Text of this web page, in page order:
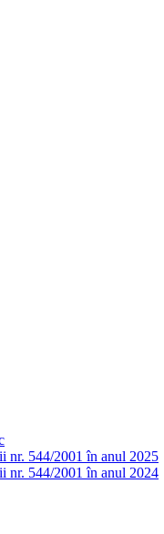
nr. 544/2001 în anul 2025
nr. 544/2001 în anul 2024